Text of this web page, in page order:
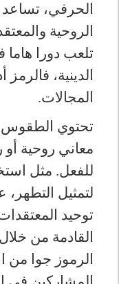
الحرفي، تساعد
الروحية
تلعب دورا
الدينية،
المجالات.
تحتوي
معاني روحية
للفعل. مثل
لتمثيل
توحيد المعتقدات
القادمة من
الرموز جوا من